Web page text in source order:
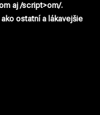
aj /script>om/.
ostatní a lákavejšie